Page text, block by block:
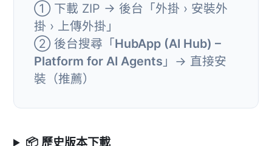
① 下載 ZIP → 後台「外掛 › 安裝外
掛 › 上傳外掛」
② 後台搜尋「HubApp (AI Hub) –
Platform for AI Agents 」→ 直接安
裝（推薦）
📦 歷史版本下載